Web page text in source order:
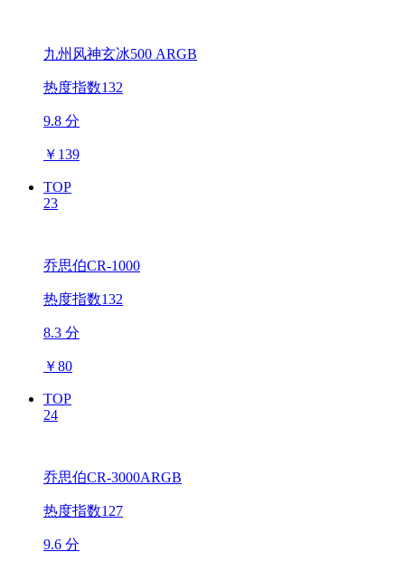
九州风神玄冰500 ARGB
热度指数132
9.8 分
￥ 139
TOP
23
乔思伯CR-1000
热度指数132
8.3 分
￥80
TOP
24
乔思伯CR-3000ARGB
热度指数127
9.6 分